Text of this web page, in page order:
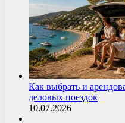
Как выбрать и
деловых поездок
10.07.2026